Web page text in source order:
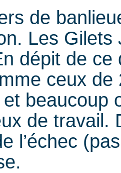
de
Les
dépit de
ceux
beaucoup
de travail.
l’échec